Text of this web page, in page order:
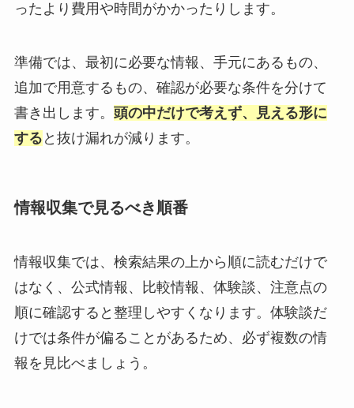
ったより費用や時間がかかったりします。
準備では、最初に必要な情報、手元にあるもの、
追加で用意するもの、確認が必要な条件を分けて
書き出します。 頭の中だけで考えず、見える形に
する と抜け漏れが減ります。
情報収集で見るべき順番
情報収集では、検索結果の上から順に読むだけで
はなく、公式情報、比較情報、体験談、注意点の
順に確認すると整理しやすくなります。体験談だ
けでは条件が偏ることがあるため、必ず複数の情
報を見比べましょう。